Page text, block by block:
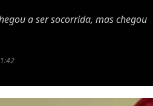
a ser socorrida, mas chegou